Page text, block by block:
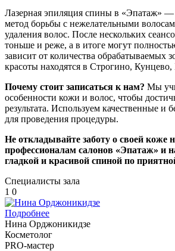
Лазерная эпиляция спины в «Эпатаж» —
метод борьбы с нежелательными
удаления волос. После нескольких
тоньше и реже, а в итоге могут
зависит от количества обрабатываемых
красоты находятся в Строгино,
Почему стоит записаться к нам? Мы
особенности кожи и волос, чтобы
результата. Используем качественные и
для проведения процедуры.
Не откладывайте заботу о своей коже
профессионалам салонов «Эпатаж» и
гладкой и красивой спиной по
Специалисты зала
1 0
Подробнее
Нина Орджоникидзе
Косметолог
PRO-мастер